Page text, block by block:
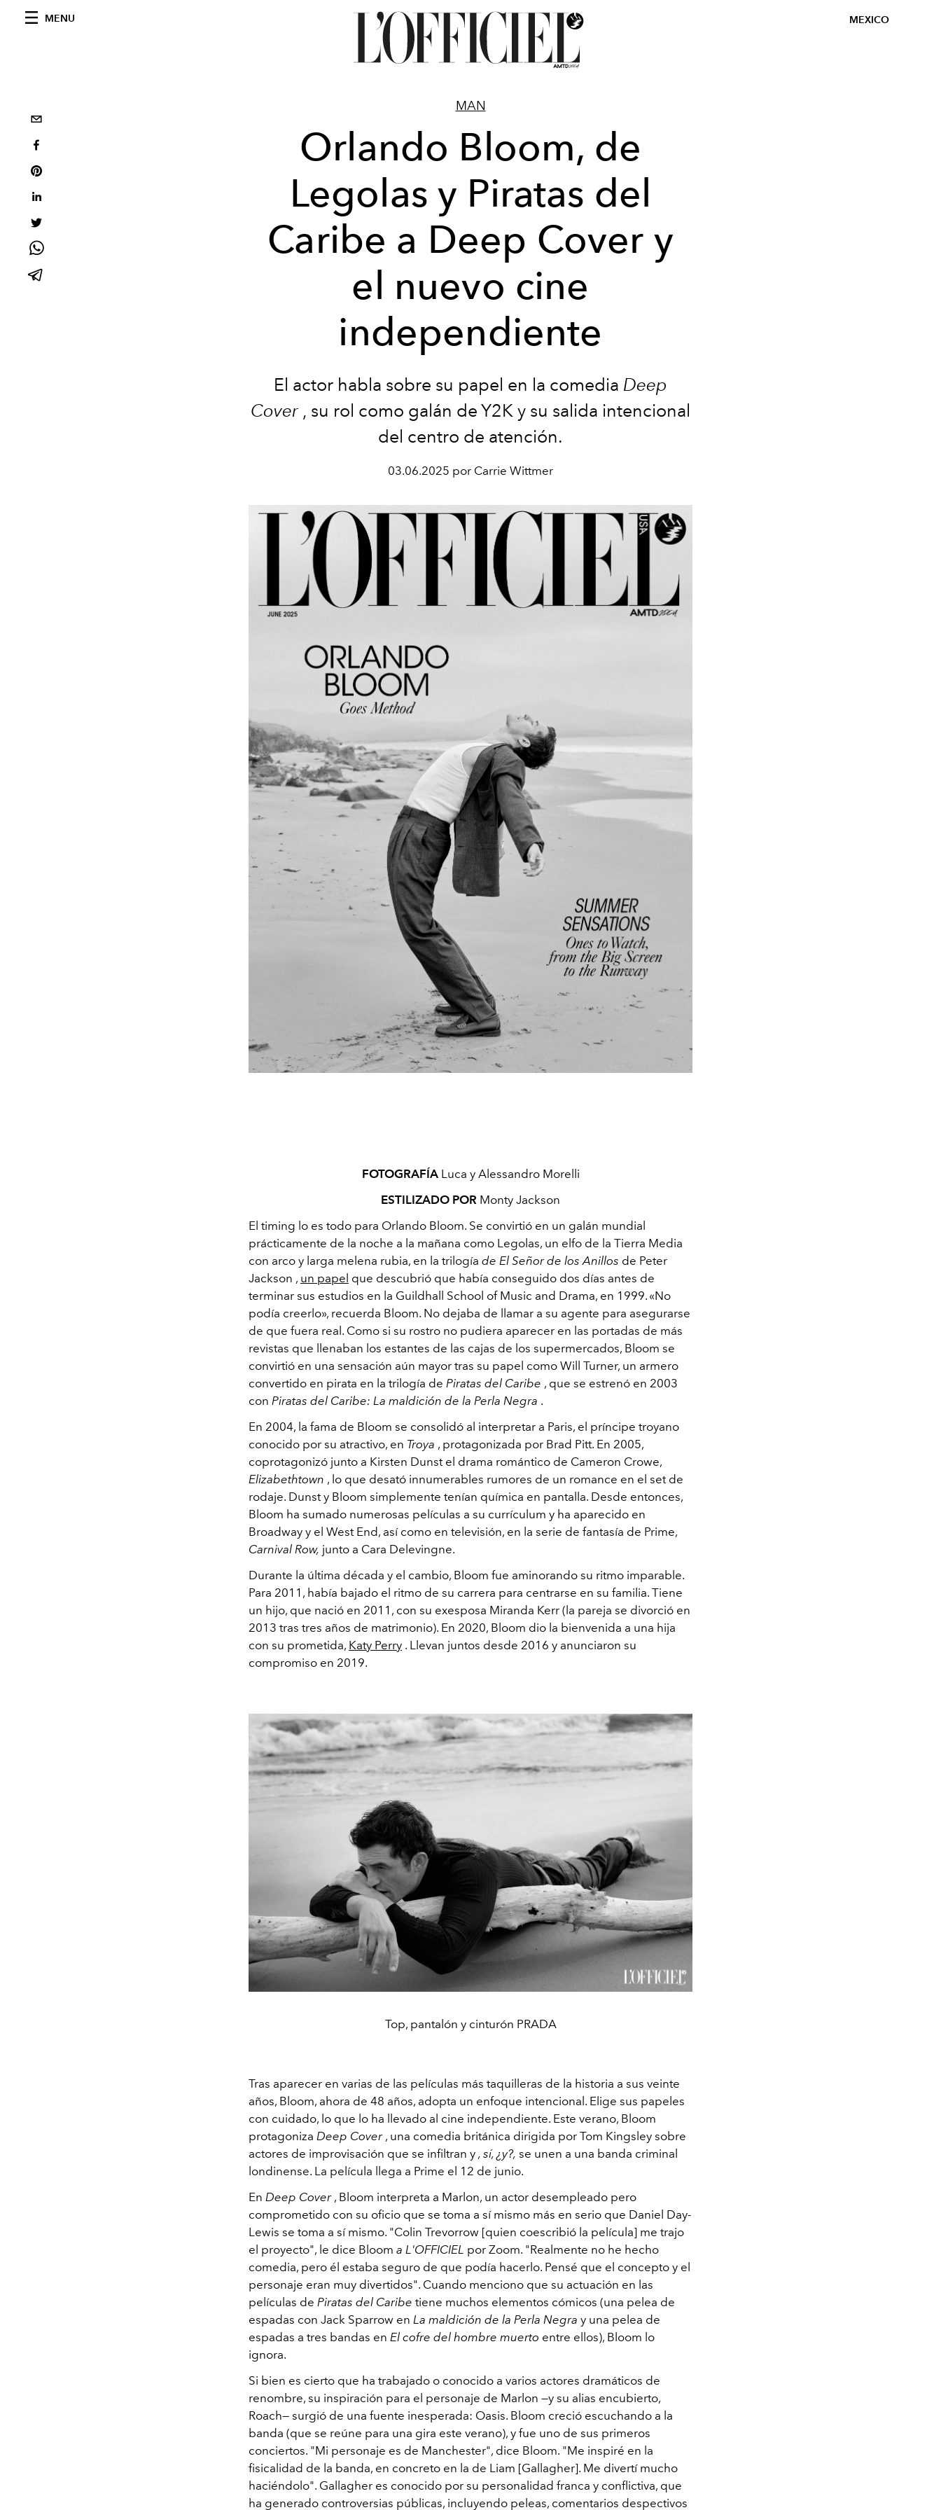
MENU MEXICO
MAN
Orlando Bloom, de
Legolas y Piratas del
Caribe a Deep Cover y
el nuevo cine
independiente
El actor habla sobre su papel en la comedia Deep
Cover , su rol como galán de Y2K y su salida intencional
del centro de atención.
03.06.2025 por Carrie Wittmer
FOTOGRAFÍALuca y Alessandro Morelli
ESTILIZADO POR Monty Jackson
El timing lo es todo para Orlando Bloom. Se convirtió en un galán mundial
prácticamente de la noche a la mañana como Legolas, un elfo de la Tierra Media
con arco y larga melena rubia, en la trilogía de El Señor de los Anillos de Peter
Jackson , un papel que descubrió que había conseguido dos días antes de
terminar sus estudios en la Guildhall School of Music and Drama, en 1999. «No
podía creerlo», recuerda Bloom. No dejaba de llamar a su agente para asegurarse
de que fuera real. Como si su rostro no pudiera aparecer en las portadas de más
revistas que llenaban los estantes de las cajas de los supermercados, Bloom se
convirtió en una sensación aún mayor tras su papel como Will Turner, un armero
convertido en pirata en la trilogía de Piratas del Caribe , que se estrenó en 2003
con Piratas del Caribe: La maldición de la Perla Negra .
En 2004, la fama de Bloom se consolidó al interpretar a Paris, el príncipe troyano
conocido por su atractivo, en Troya , protagonizada por Brad Pitt. En 2005,
coprotagonizó junto a Kirsten Dunst el drama romántico de Cameron Crowe,
Elizabethtown , lo que desató innumerables rumores de un romance en el set de
rodaje. Dunst y Bloom simplemente tenían química en pantalla. Desde entonces,
Bloom ha sumado numerosas películas a su currículum y ha aparecido en
Broadway y el West End, así como en televisión, en la serie de fantasía de Prime,
Carnival Row, junto a Cara Delevingne.
Durante la última década y el cambio, Bloom fue aminorando su ritmo imparable.
Para 2011, había bajado el ritmo de su carrera para centrarse en su familia. Tiene
un hijo, que nació en 2011, con su exesposa Miranda Kerr (la pareja se divorció en
2013 tras tres años de matrimonio). En 2020, Bloom dio la bienvenida a una hija
con su prometida, Katy Perry . Llevan juntos desde 2016 y anunciaron su
compromiso en 2019.
Top, pantalón y cinturón PRADA
Tras aparecer en varias de las películas más taquilleras de la historia a sus veinte
años, Bloom, ahora de 48 años, adopta un enfoque intencional. Elige sus papeles
con cuidado, lo que lo ha llevado al cine independiente. Este verano, Bloom
protagoniza Deep Cover , una comedia británica dirigida por Tom Kingsley sobre
actores de improvisación que se infiltran y , sí, ¿y?, se unen a una banda criminal
londinense. La película llega a Prime el 12 de junio.
En Deep Cover , Bloom interpreta a Marlon, un actor desempleado pero
comprometido con su oficio que se toma a sí mismo más en serio que Daniel Day-
Lewis se toma a sí mismo. "Colin Trevorrow [quien coescribió la película] me trajo
el proyecto", le dice Bloom a L'OFFICIEL por Zoom. "Realmente no he hecho
comedia, pero él estaba seguro de que podía hacerlo. Pensé que el concepto y el
personaje eran muy divertidos". Cuando menciono que su actuación en las
películas de Piratas del Caribe tiene muchos elementos cómicos (una pelea de
espadas con Jack Sparrow en La maldición de la Perla Negra y una pelea de
espadas a tres bandas en El cofre del hombre muerto entre ellos), Bloom lo
ignora.
Si bien es cierto que ha trabajado o conocido a varios actores dramáticos de
renombre, su inspiración para el personaje de Marlon —y su alias encubierto,
Roach— surgió de una fuente inesperada: Oasis. Bloom creció escuchando a la
banda (que se reúne para una gira este verano), y fue uno de sus primeros
conciertos. "Mi personaje es de Manchester", dice Bloom. "Me inspiré en la
fisicalidad de la banda, en concreto en la de Liam [Gallagher]. Me divertí mucho
haciéndolo". Gallagher es conocido por su personalidad franca y conflictiva, que
ha generado controversias públicas, incluyendo peleas, comentarios despectivos